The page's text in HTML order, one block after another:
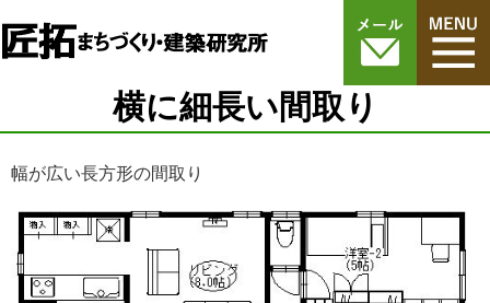
横に細長い間取り
幅が広い長方形の間取り